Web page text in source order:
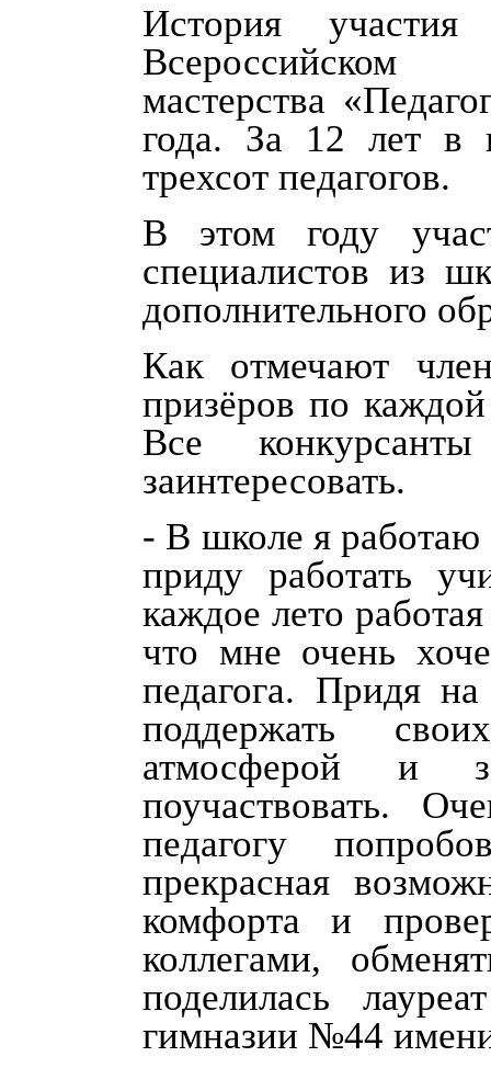
История
Всероссийском
мастерства
года. За 12 лет в
трехсот педагогов.
В этом году
специалистов из
дополнительного
Как отмечают
призёров по
Все
заинтересовать.
- В школе я работаю
приду работать
каждое лето
что мне очень
педагога. Придя
поддержать
атмосферой и
поучаствовать.
педагогу
прекрасная
комфорта и
коллегами,
поделилась
гимназии №44